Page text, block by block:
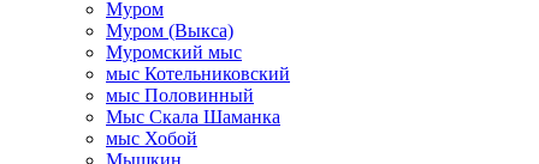
Муром
Муром (Выкса)
Муромский мыс
мыс Котельниковский
мыс Половинный
Мыс Скала Шаманка
мыс Хобой
Мышкин